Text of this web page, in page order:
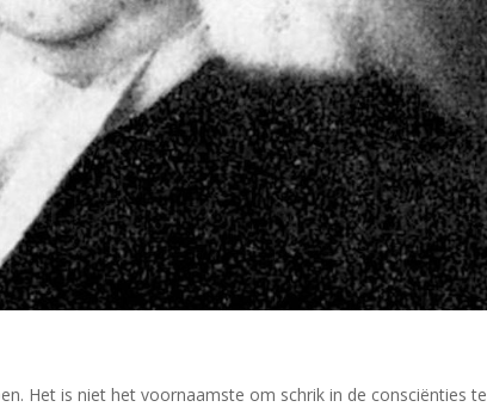
Het is niet het voornaamste om schrik in de consciënties te